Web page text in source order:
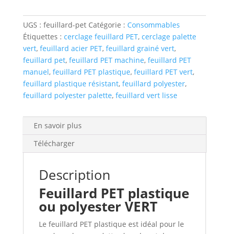
UGS : feuillard-pet Catégorie : Consommables
Étiquettes : cerclage feuillard PET, cerclage palette
vert, feuillard acier PET, feuillard grainé vert,
feuillard pet, feuillard PET machine, feuillard PET
manuel, feuillard PET plastique, feuillard PET vert,
feuillard plastique résistant, feuillard polyester,
feuillard polyester palette, feuillard vert lisse
En savoir plus
Télécharger
Description
Feuillard PET plastique
ou polyester VERT
Le ​feuillard PET plastique est idéal pour le